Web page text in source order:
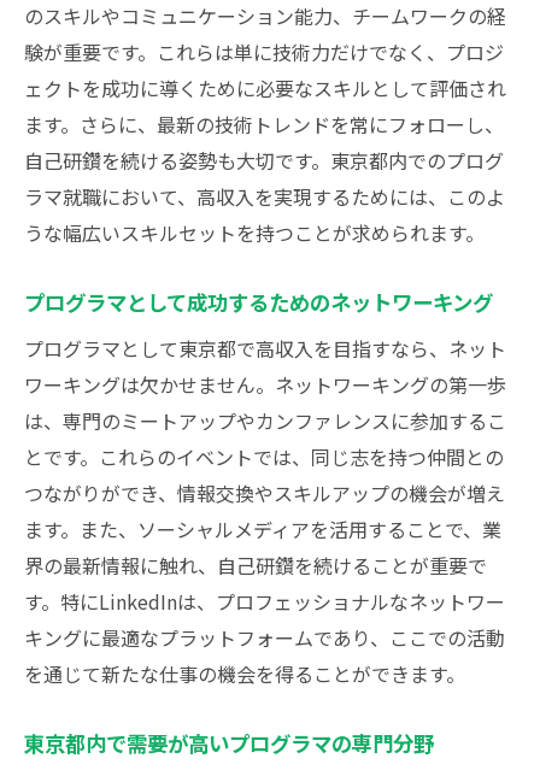
生活費と給与のバランス
通勤時間と働き方の選択肢
東京都内の住宅事情
労働市場の競争力と需要
ワークライフバランスの確保
海外企業との比較
ガイド
プログラマのポートフォリオ作成のコツ
面接対策と自己PRの方法
実績を見せるためのプロジェクト選び
給与交渉のタイミングとアプローチ
エージェントの活用法
ネットワーキングイベントの活用
東京都でプログラマとしてのキャリアを築くた
めの成功法則
長期的なキャリアプランの構築
継続的な自己投資
のスキルやコミュニケーション能力、チームワークの経
験が重要です。これらは単に技術力だけでなく、プロジ
ェクトを成功に導くために必要なスキルとして評価され
ます。さらに、最新の技術トレンドを常にフォローし、
自己研鑽を続ける姿勢も大切です。東京都内でのプログ
ラマ就職において、高収入を実現するためには、このよ
うな幅広いスキルセットを持つことが求められます。
プログラマとして成功するためのネットワーキング
プログラマとして東京都で高収入を目指すなら、ネット
ワーキングは欠かせません。ネットワーキングの第一歩
は、専門のミートアップやカンファレンスに参加するこ
とです。これらのイベントでは、同じ志を持つ仲間との
つながりができ、情報交換やスキルアップの機会が増え
ます。また、ソーシャルメディアを活用することで、業
界の最新情報に触れ、自己研鑽を続けることが重要で
す。特にLinkedInは、プロフェッショナルなネットワー
キングに最適なプラットフォームであり、ここでの活動
を通じて新たな仕事の機会を得ることができます。
東京都内で需要が高いプログラマの専門分野